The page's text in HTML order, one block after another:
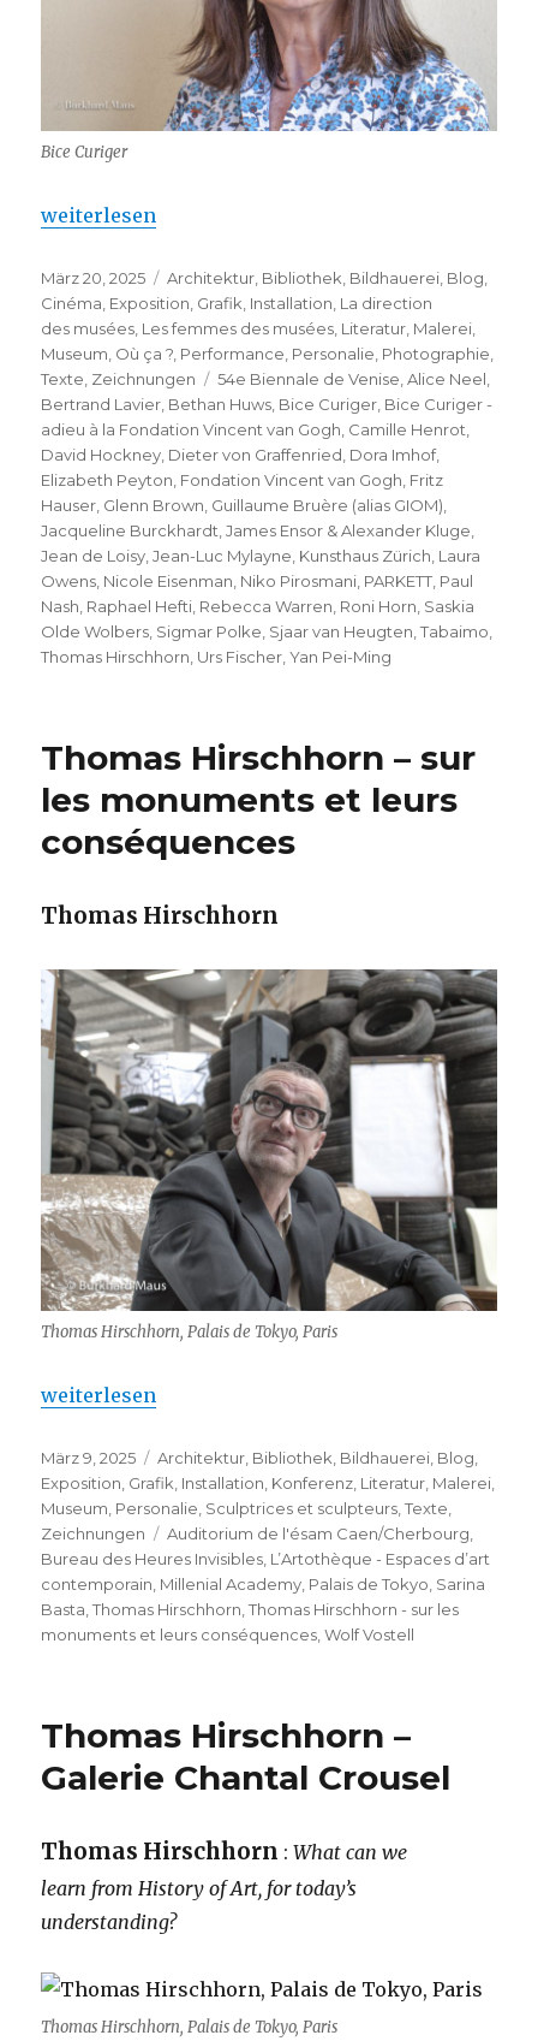
Bice Curiger
„Bice Curiger – adieu à la Fondation Vincent van
weiterlesen
Veröffentlicht
am
März 20, 2025 Kategorien
Architektur Bibliothek Bildhauerei Blog
Cinéma Exposition Grafik Installation La direction
des musées Les femmes des musées Literatur Malerei
Museum Où ça ? Performance Personalie Photographie
Texte Zeichnungen Schlagwörter
54e Biennale de Venise ,Alice Neel
Bertrand Lavier Bethan Huws Bice Curiger Bice Curiger -
adieu à la Fondation Vincent van Gogh Camille Henrot
David Hockney Dieter von Graffenried Dora Imhof,
Elizabeth Peyton Fondation Vincent van Gogh Fritz
Hauser Glenn Brown Guillaume Bruère (alias GIOM)
Jacqueline Burckhardt ,James Ensor & Alexander Kluge
Jean de Loisy ,Jean-Luc Mylayne Kunsthaus Zürich Laura
Owens Nicole Eisenman Niko Pirosmani PARKETT Paul
Nash Raphael Hefti Rebecca Warren Roni Horn Saskia
Olde Wolbers Sigmar Polke Sjaar van Heugten ,Tabaimo
Thomas Hirschhorn Urs Fischer ,Yan Pei-Ming
Thomas Hirschhorn – sur
les monuments et leurs
conséquences
Thomas Hirschhorn
Thomas Hirschhorn, Palais de Tokyo, Paris
„Thomas Hirschhorn – sur les monuments et
weiterlesen
Veröffentlicht
am
März 9, 2025 Kategorien
Architektur, Bibliothek, Bildhauerei, Blog,
Exposition, Grafik, Installation, Konferenz, Literatur, Malerei,
Museum, Personalie, Sculptrices et sculpteurs,Texte,
Zeichnungen
Schlagwörter
Auditorium de l'ésam Caen/Cherbourg,
Bureau des Heures Invisibles, L’Artothèque - Espaces d’art
contemporain, Millenial Academy, Palais de Tokyo, Sarina
Basta,Thomas Hirschhorn,Thomas Hirschhorn - sur les
monuments et leurs conséquences,Wolf Vostell
Thomas Hirschhorn –
Galerie Chantal Crousel
Thomas Hirschhorn :What can we
learn from History of Art, for today’s
understanding?
Thomas Hirschhorn, Palais de Tokyo, Paris